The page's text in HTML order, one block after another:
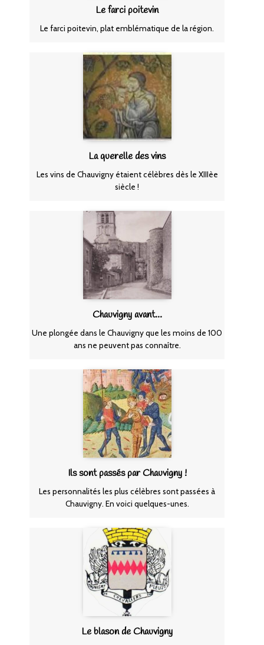
Le farci poitevin
Le farci poitevin, plat emblématique de la région.
La querelle des vins
Les vins de Chauvigny étaient célèbres dès le XIIIèe
siècle !
Chauvigny avant…
Une plongée dans le Chauvigny que les moins de 100
ans ne peuvent pas connaître.
Ils sont passés par Chauvigny !
Les personnalités les plus célèbres sont passées à
Chauvigny. En voici quelques-unes.
Le blason de Chauvigny